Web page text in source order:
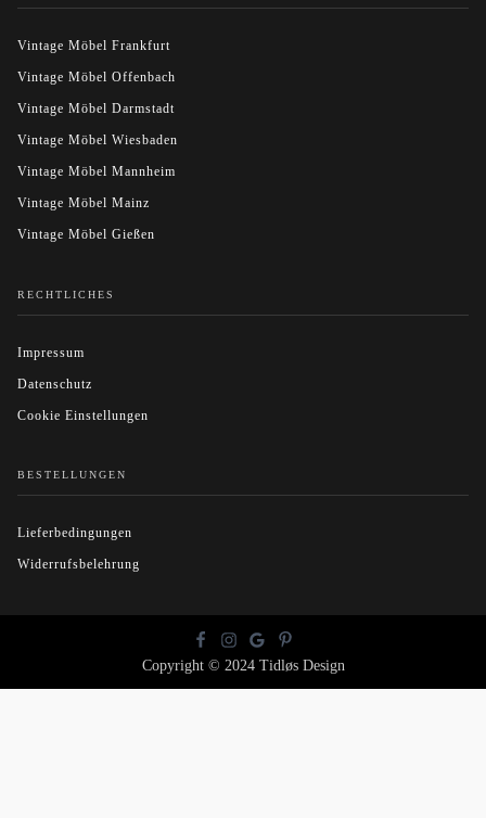
Vintage Möbel Frankfurt
Vintage Möbel Offenbach
Vintage Möbel Darmstadt
Vintage Möbel Wiesbaden
Vintage Möbel Mannheim
Vintage Möbel Mainz
Vintage Möbel Gießen
RECHTLICHES
Impressum
Datenschutz
Cookie Einstellungen
BESTELLUNGEN
Lieferbedingungen
Widerrufsbelehrung
Copyright © 2024 Tidløs Design